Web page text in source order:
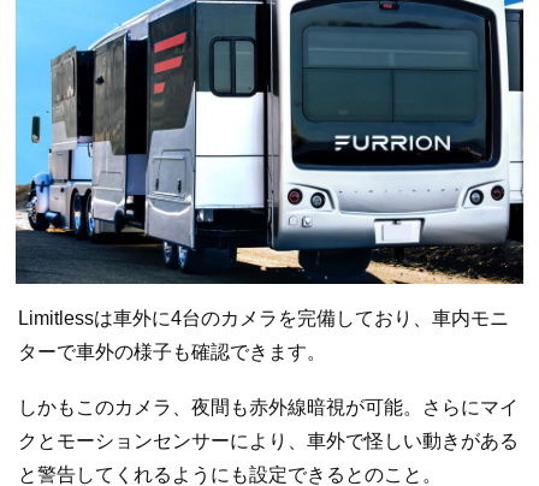
Limitlessは車外に4台のカメラを完備しており、車内モニ
ターで車外の様子も確認できます。
しかもこのカメラ、夜間も赤外線暗視が可能。さらにマイ
クとモーションセンサーにより、車外で怪しい動きがある
と警告してくれるようにも設定できるとのこと。